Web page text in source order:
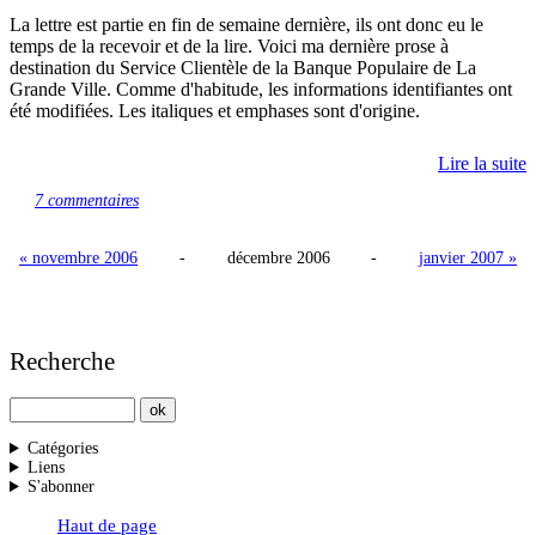
La lettre est partie en fin de semaine dernière, ils ont donc eu le
temps de la recevoir et de la lire. Voici ma dernière prose à
destination du Service Clientèle de la Banque Populaire de La
Grande Ville. Comme d'habitude, les informations identifiantes ont
été modifiées. Les italiques et emphases sont d'origine.
Lire la suite
7 commentaires
« novembre 2006 - décembre 2006 - janvier 2007 »
Recherche
Catégories
Liens
S'abonner
Haut de page